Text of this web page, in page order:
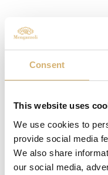
Consent
This website uses
We use cookies to
provide social media
We also share
our social media,